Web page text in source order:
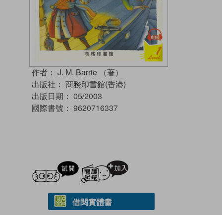
作者： J. M. Barrie （著）
出版社： 商務印書館(香港)
出版日期： 05/2003
國際書號： 9620716337
試閲
借閱實體書